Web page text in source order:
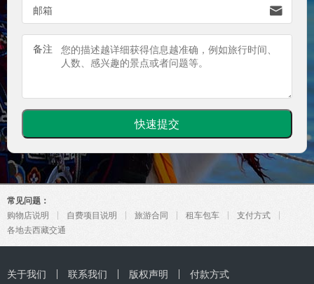
邮箱 
备注
常见问题：
购物店说明
自费项目说明 旅游合同 租车包车
支付方式
各地去西藏交通
关于我们 联系我们 版权声明 付款方式